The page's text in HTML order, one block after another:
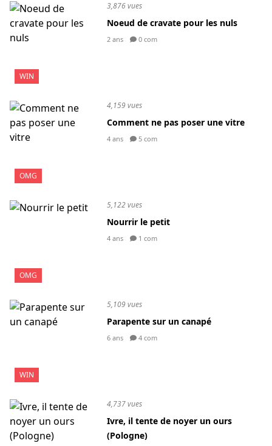
WIN
3,876 vues
Noeud de cravate pour les nuls
2 ans 0 com
OMG
4,159 vues
Comment ne pas poser une vitre
4 ans 5 com
OMG
5,122 vues
Nourrir le petit
4 ans 1 com
WIN
5,109 vues
Parapente sur un canapé
6 ans 4 com
4,737 vues
Ivre, il tente de noyer un ours
(Pologne)